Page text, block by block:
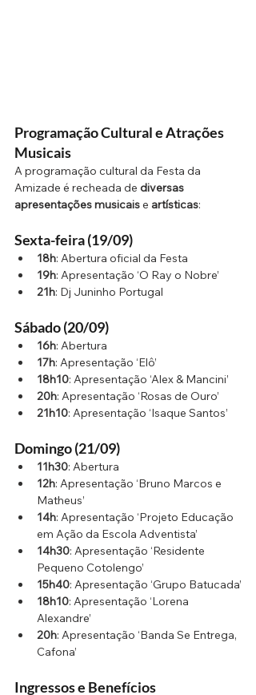
Programação Cultural e Atrações
Musicais
A programação cultural da Festa da
Amizade é recheada de diversas
apresentações musicais e artísticas:
Sexta-feira (19/09)
18h: Abertura oficial da Festa
19h: Apresentação ‘O Ray o Nobre’
21h: Dj Juninho Portugal
Sábado (20/09)
16h: Abertura
17h: Apresentação ‘Elô’
18h10: Apresentação ‘Alex & Mancini’
20h: Apresentação ‘Rosas de Ouro’
21h10: Apresentação ‘Isaque Santos’
Domingo (21/09)
11h30: Abertura
12h: Apresentação ‘Bruno Marcos e
Matheus’
14h: Apresentação ‘Projeto Educação
em Ação da Escola Adventista’
14h30: Apresentação ‘Residente
Pequeno Cotolengo’
15h40: Apresentação ‘Grupo Batucada’
18h10: Apresentação ‘Lorena
Alexandre’
20h: Apresentação ‘Banda Se Entrega,
Cafona’
Ingressos e Benefícios